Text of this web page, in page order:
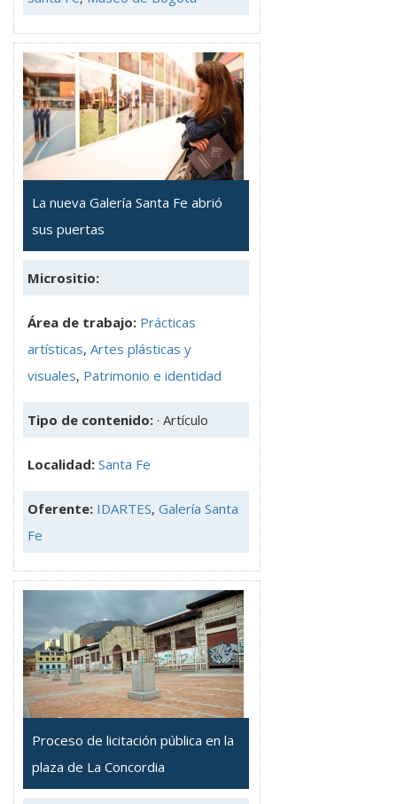
La nueva Galería Santa Fe abrió
sus puertas
Micrositio:
Área de trabajo: Prácticas
artísticas, Artes plásticas y
visuales, Patrimonio e identidad
Tipo de contenido: · Artículo
Localidad: Santa Fe
Oferente: IDARTES, Galería Santa
Fe
Proceso de licitación pública en la
plaza de La Concordia